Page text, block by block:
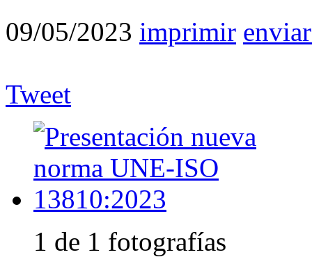
09/05/2023 imprimir
Tweet
1 de 1 fotografías